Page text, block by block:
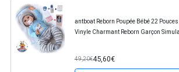
antboat Reborn Poupée Bébé 22
Vinyle Charmant Reborn Garçon
49,20€45,60€